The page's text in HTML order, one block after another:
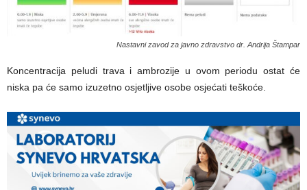
Nastavni zavod za javno zdravstvo dr. Andrija Štampar
Koncentracija peludi trava i ambrozije u ovom periodu ostat će
niska pa će samo izuzetno osjetljive osobe osjećati teškoće.